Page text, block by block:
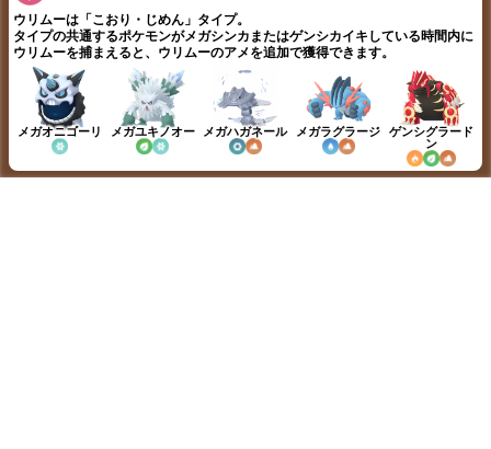
ウリムーは「こおり・じめん」タイプ。
タイプの共通するポケモンがメガシンカまたはゲンシカイキしている時間内に
ウリムーを捕まえると、ウリムーのアメを追加で獲得できます。
メガオニゴーリ メガユキノオー メガハガネール メガラグラージ ゲンシグラード
ン